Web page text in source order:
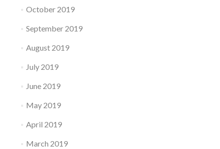
October 2019
September 2019
August 2019
July 2019
June 2019
May 2019
April 2019
March 2019